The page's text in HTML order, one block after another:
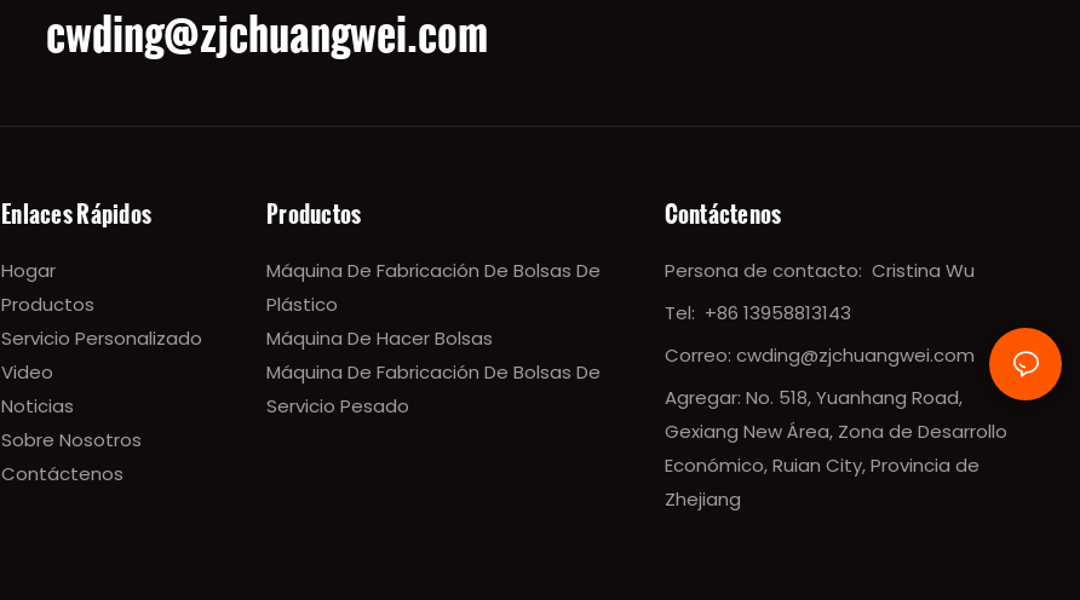
cwding@zjchuangwei.com
Enlaces Rápidos
Hogar
Productos
Servicio Personalizado
Video
Noticias
Sobre Nosotros
Contáctenos
Productos
Máquina De Fabricación De Bolsas De
Plástico
Máquina De Hacer Bolsas
Máquina De Fabricación De Bolsas De
Servicio Pesado
Contáctenos
Persona de contacto: Cristina Wu
Tel: +86 13958813143
Correo: cwding@zjchuangwei.com
Agregar: No. 518, Yuanhang Road,
Gexiang New Área, Zona de Desarrollo
Económico, Ruian City, Provincia de
Zhejiang